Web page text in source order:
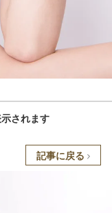
されます
記事に戻る